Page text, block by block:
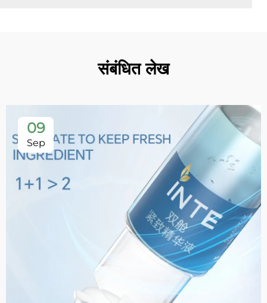
संबंधित लेख
09
Sep